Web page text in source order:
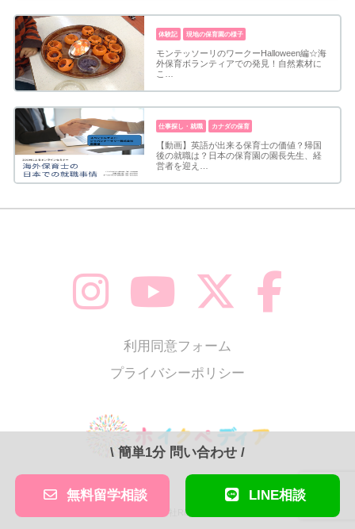
体験記 現地の保育園の様子
モンテッソーリのワークーHalloween編☆海
外保育ボランティアでの発見！自然素材に
こ…
仕事探し・就職 カナダの保育
【動画】英語が出来る保育士の価値？帰国
後の就職は？日本の保育園の園長先生、経
営者を迎え…
\ 簡単1分 問い合わせ /
無料留学相談 LINE相談
利用同意フォーム
プライバシーポリシー
© 合同会社Rise Japan